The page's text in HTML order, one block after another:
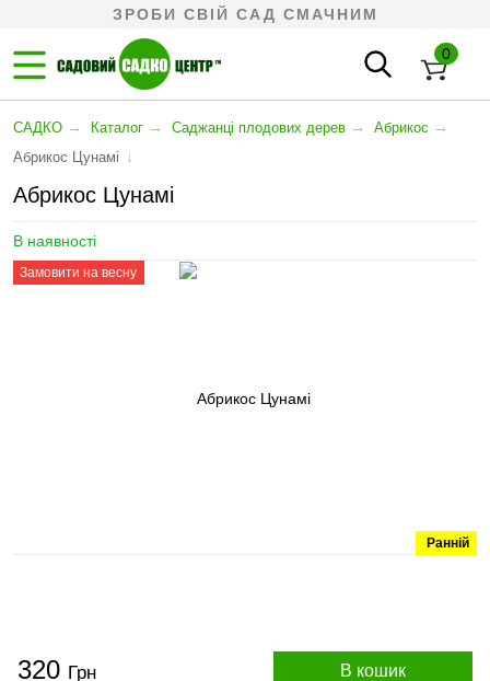
ЗРОБИ СВІЙ САД СМАЧНИМ
0
САДКО → Каталог → Cаджанці плодових дерев → Абрикос →
Абрикос Цунамі ↓
Абрикос Цунамі
В наявності
Замовити на весну
Ранній
320 Грн В кошик